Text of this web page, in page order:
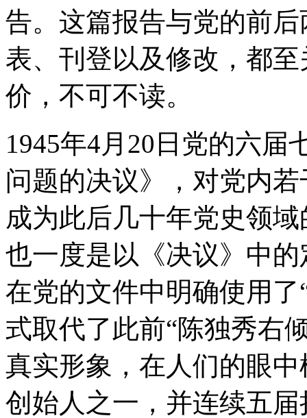
告。这篇报告与党的前
表、刊登以及修改，都
价，不可不读。
1945年4月20日党的六届
问题的决议》，对党内
成为此后几十年党史领
也一度是以《决议》中
在党的文件中明确使用
式取代了此前“陈独秀右
真实形象，在人们的眼
创始人之一，并连续五